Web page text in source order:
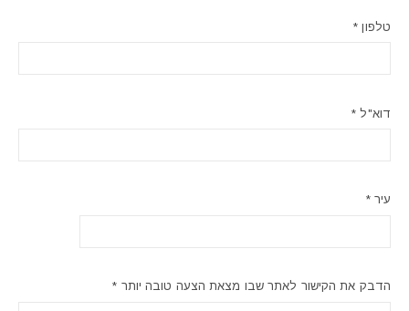
טלפון *
דוא"ל *
עיר *
הדבק את הקישור לאתר שבו מצאת הצעה טובה יותר *